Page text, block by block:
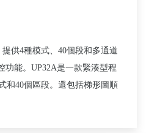
供4種模式、40個段和多通道
功能。UP32A是一款緊湊型程
和40個區段。還包括梯形圖順